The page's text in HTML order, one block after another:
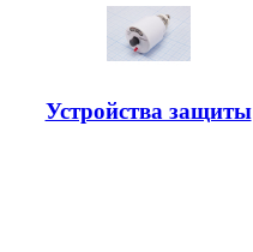
Устройства защиты